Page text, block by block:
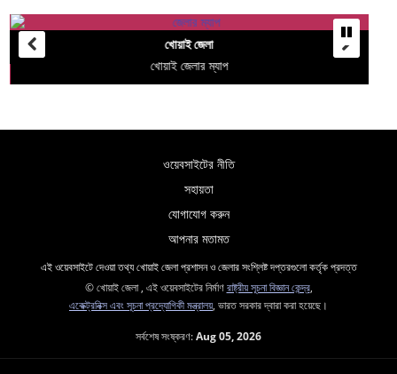
খোয়াই জেলা
খোয়াই জেলার ম্যাপ
ওয়েবসাইটের নীতি
সহায়তা
যোগাযোগ করুন
আপনার মতামত
এই ওয়েবসাইটে দেওয়া তথ্য খোয়াই জেলা প্রশাসন ও জেলার সংশ্লিষ্ট দপ্তরগুলো কর্তৃক প্রদত্ত
© খোয়াই জেলা , এই ওয়েবসাইটের নির্মাণরাষ্ট্রীয় সূচনা বিজ্ঞান কেন্দ্র,
একেক্ট্রনিক্স এবং সূচনা প্রদ্যোগিকী মন্ত্রালয়, ভারত সরকার দ্বারা করা হয়েছে।
সর্বশেষ সংষ্করণ:Aug 05, 2026